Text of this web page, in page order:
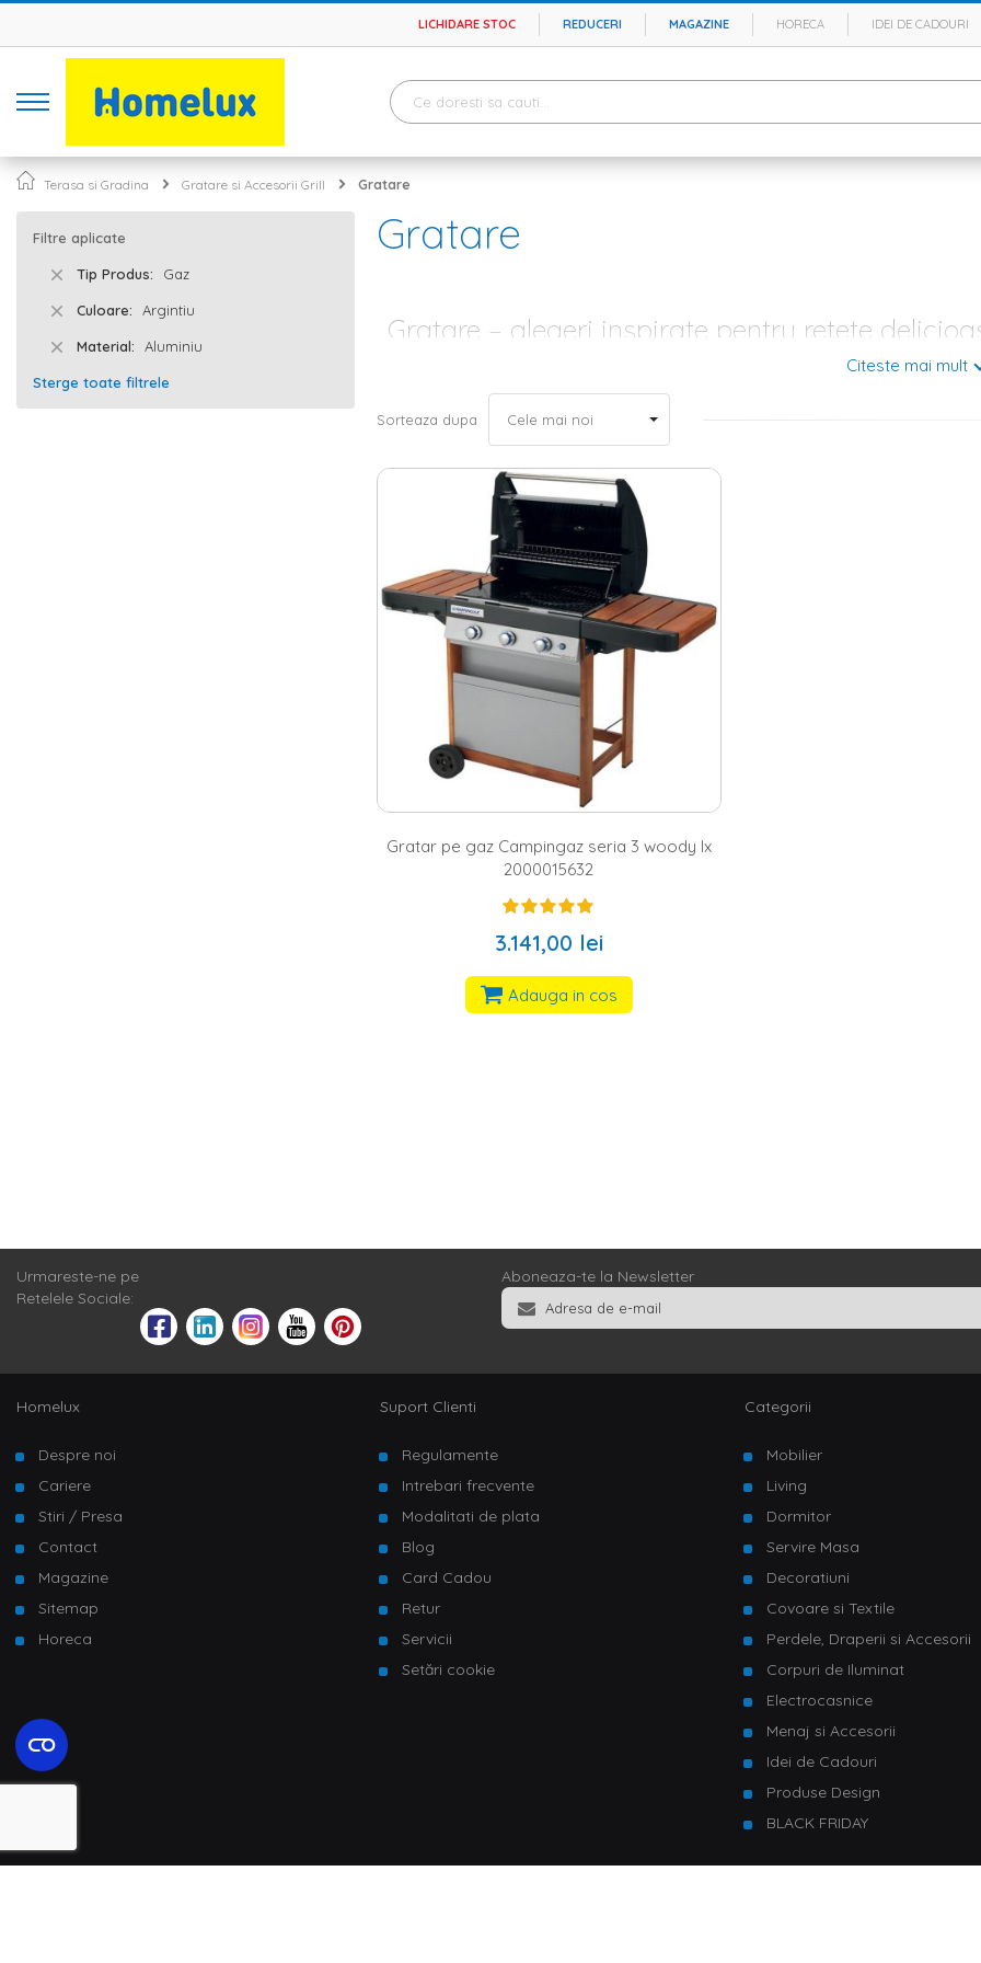
LICHIDARE STOC REDUCERI MAGAZINE HORECA IDEI DE CADOURI
Terasa si Gradina Gratare si Accesorii Grill Gratare
Gratare
Gratare – alegeri inspirate pentru retete
Iti place sa petreci cat mai mult timp afara? Atunci ai ajuns in locul potrivit. Stim cat
aduna toti cei dragi in jurul mesei nu sunt usor de uitat. Din acest motiv, la Homelux
preferate .
Gratarele Homelux – cum sa alegi modelul potrivit
Daca locuiesti la casa, atunci ar trebui sa profiti de spatiul de afara si sa-ti creezi un
scaune gradinasimasa gradina din aceeasi paleta cromatica, un
acesta va completa perfect locul in care poti incerca retete noi in fiecare weekend.
printre care: dimensiunea gratarului, modul de functionare, materialul din care este
dimensiuni reduse si fabricat din metal este ideal atat pentru gradina, cat si pentru
ideal pentru terase si pentru o curte cu un spatiu de relaxare special amenajat.
Gratare moderne pentru retete inspirate
In oferta Homelux gasesti gratare de gradina moderne, din otel si metal, cu detalii
poti alege un
set ustensile gratartot de pe site-ul nostru si, in acest fel, misiunea de
Descopera oferta noastra si savureaza fiecare moment petrecut alaturi de toti cei
te sa incerci retete noi.
Citeste mai mult
Sorteaza dupa
Gratar pe gaz Campingaz seria 3 woody lx
2000015632
3.141,00 lei
Adauga in cos
Filtre aplicate
Tip Produs Gaz
Culoare Argintiu
Material Aluminiu
Sterge toate filtrele
Urmareste-ne pe
Retelele Sociale:
Aboneaza-te la Newsletter
Homelux
Despre noi
Cariere
Stiri / Presa
Contact
Magazine
Sitemap
Horeca
Suport Clienti
Regulamente
Intrebari frecvente
Modalitati de plata
Blog
Card Cadou
Retur
Servicii
Setări cookie
Categorii
Mobilier
Living
Dormitor
Servire Masa
Decoratiuni
Covoare si Textile
Perdele, Draperii si Accesorii
Corpuri de Iluminat
Electrocasnice
Menaj si Accesorii
Idei de Cadouri
Produse Design
BLACK FRIDAY